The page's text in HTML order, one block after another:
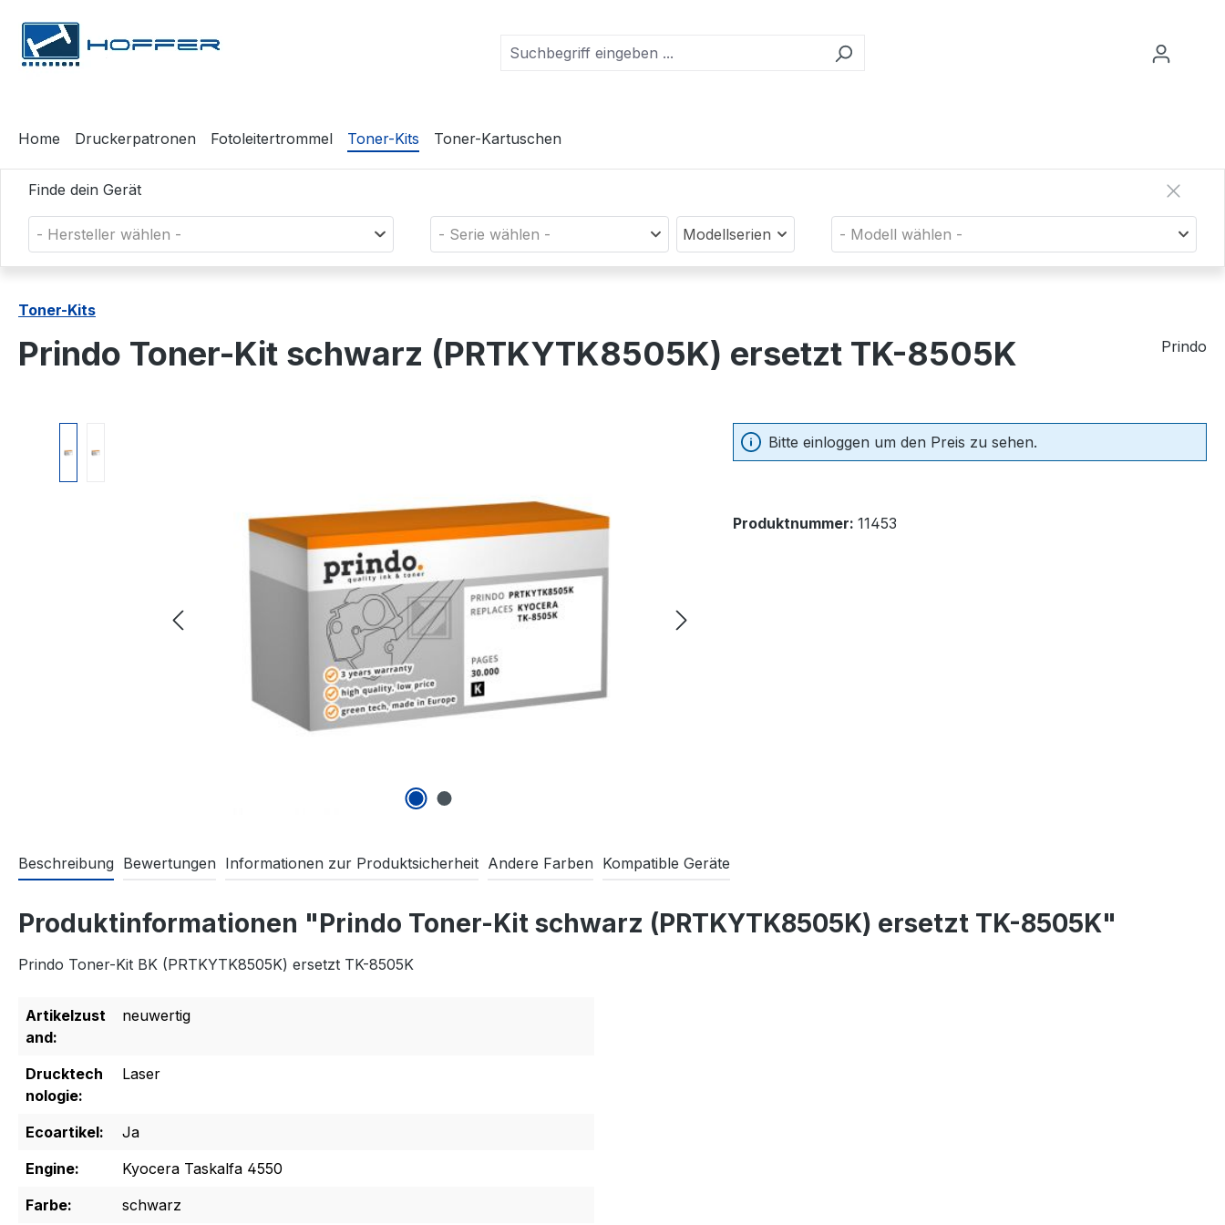
Hauptinhalt springen
Zur Suche springen
Zur Hauptnavigation springen
Home Druckerpatronen Fotoleitertrommel Toner-Kits Toner-Kartuschen
Finde dein Gerät
- Hersteller wählen - - Serie wählen - Modellserien - Modell wählen -
Toner-Kits
Prindo Toner-Kit schwarz (PRTKYTK8505K) ersetzt TK-8505K Prindo
Bitte einloggen um den Preis zu sehen.
Produktnummer: 11453
Beschreibung Bewertungen Informationen zur Produktsicherheit Andere Farben Kompatible Geräte
Produktinformationen "Prindo Toner-Kit schwarz (PRTKYTK8505K) ersetzt TK-8505K"
Prindo Toner-Kit BK (PRTKYTK8505K) ersetzt TK-8505K
Artikelzust
and:
neuwertig
Drucktech
nologie:
Laser
Ecoartikel:
Ja
Engine:
Kyocera Taskalfa 4550
Farbe:
schwarz